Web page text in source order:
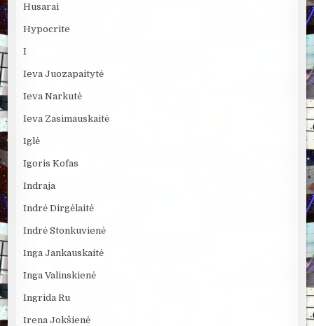
Husarai
Hypocrite
I
Ieva Juozapaitytė
Ieva Narkutė
Ieva Zasimauskaitė
Iglė
Igoris Kofas
Indraja
Indrė Dirgėlaitė
Indrė Stonkuvienė
Inga Jankauskaitė
Inga Valinskienė
Ingrida Ru
Irena Jokšienė